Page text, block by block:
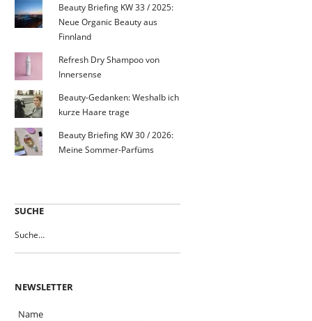
Beauty Briefing KW 33 / 2025:
Neue Organic Beauty aus
Finnland
Refresh Dry Shampoo von
Innersense
Beauty-Gedanken: Weshalb ich
kurze Haare trage
Beauty Briefing KW 30 / 2026:
Meine Sommer-Parfüms
SUCHE
NEWSLETTER
Name